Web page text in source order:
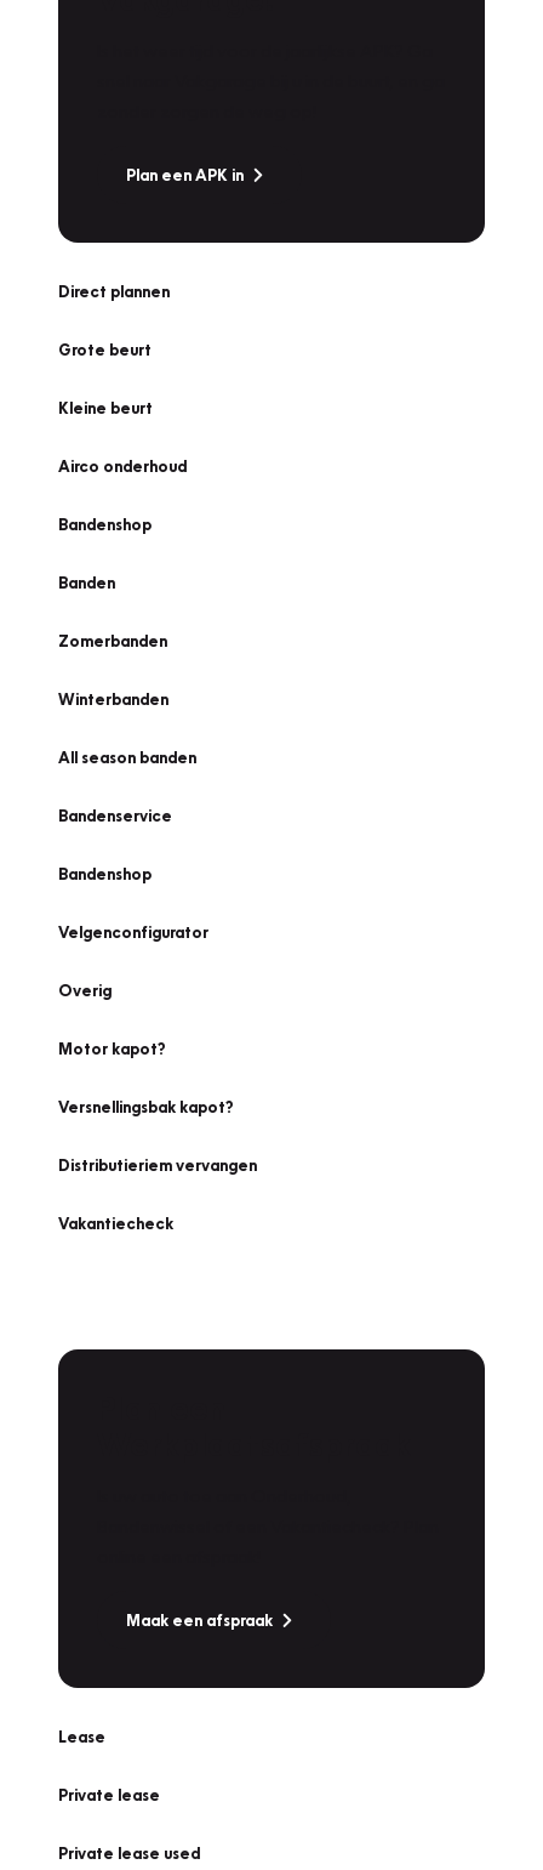
Plan een APK in
Direct plannen
Grote beurt
Kleine beurt
Airco onderhoud
Bandenshop
Banden
Zomerbanden
Winterbanden
All season banden
Bandenservice
Bandenshop
Velgenconfigurator
Overig
Motor kapot?
Versnellingsbak kapot?
Distributieriem vervangen
Vakantiecheck
Maak een afspraak
Lease
Private lease
Private lease used